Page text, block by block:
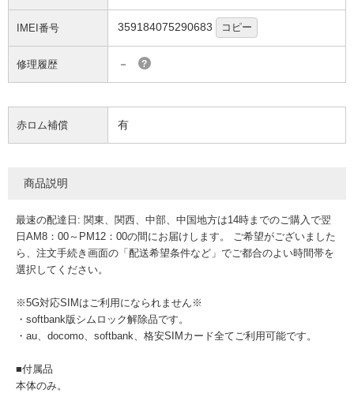
IMEI番号 359184075290683 コピー
修理履歴 － ?
赤ロム補償 有
商品説明
最速の配達日: 関東、関西、中部、中国地方は14時までのご購入で翌
日AM8：00～PM12：00の間にお届けします。 ご希望がございました
ら、注文手続き画面の「配送希望条件など」でご都合のよい時間帯を
選択してください。
※5G対応SIMはご利用になられません※
・softbank版シムロック解除品です。
・au、docomo、softbank、格安SIMカード全てご利用可能です。
■付属品
本体のみ。